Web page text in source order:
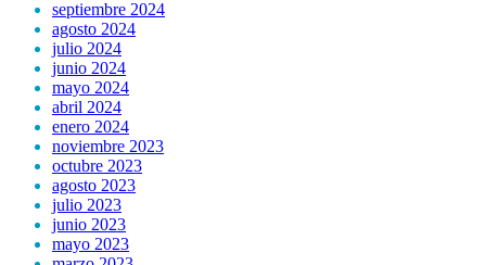
septiembre 2024
agosto 2024
julio 2024
junio 2024
mayo 2024
abril 2024
enero 2024
noviembre 2023
octubre 2023
agosto 2023
julio 2023
junio 2023
mayo 2023